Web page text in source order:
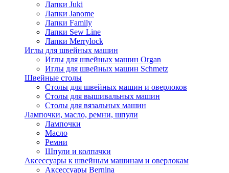
Лапки Juki
Лапки Janome
Лапки Family
Лапки Sew Line
Лапки Merrylock
Иглы для швейных машин
Иглы для швейных машин Organ
Иглы для швейных машин Schmetz
Швейные столы
Столы для швейных машин и оверлоков
Столы для вышивальных машин
Столы для вязальных машин
Лампочки, масло, ремни, шпули
Лампочки
Масло
Ремни
Шпули и колпачки
Аксессуары к швейным машинам и оверлокам
Аксессуары Bernina